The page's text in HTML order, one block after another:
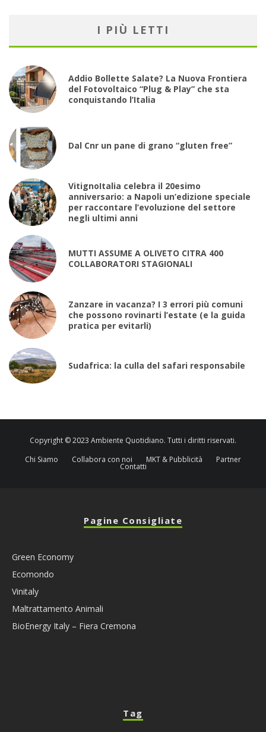
I PIÙ LETTI
Addio Bollette Salate? La Nuova Frontiera
del Fotovoltaico “Plug & Play” che sta
conquistando l’Italia
Dal Cnr un pane di grano “gluten free”
VitignoItalia celebra il 20esimo
anniversario: a Napoli un’edizione speciale
per raccontare l’evoluzione del settore
negli ultimi anni
MUTTI ASSUME A OLIVETO CITRA 400
COLLABORATORI STAGIONALI
Zanzare in vacanza? I 3 errori più comuni
che possono rovinarti l’estate (e la guida
pratica per evitarli)
Sudafrica: la culla del safari responsabile
Copyright © 2023 Ambiente Quotidiano. Tutti i diritti riservati.
Chi Siamo
Collabora con noi MKT & Pubblicità Partner
Contatti
Pagine Consigliate
Green Economy
Ecomondo
Vinitaly
Maltrattamento Animali
BioEnergy Italy – Fiera Cremona
Tag